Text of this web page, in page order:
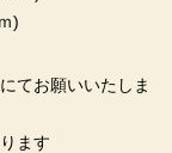
)
てお願いいたしま
ます